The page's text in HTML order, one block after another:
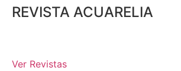
REVISTA ACUARELIA
Ver Revistas